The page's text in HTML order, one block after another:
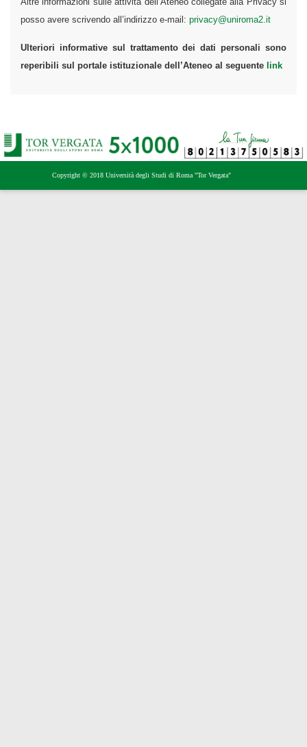
posso avere scrivendo all’indirizzo e-mail: privacy@uniroma2.it
Ulteriori informative sul trattamento dei dati personali sono
reperibili sul portale istituzionale dell’Ateneo al seguente link
Copyright © 2018 Università degli Studi di Roma "Tor Vergata"